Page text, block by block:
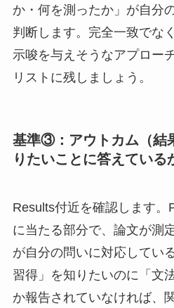
か・何を測ったか」が自分
判断します。完全一致でな
示唆を与えそうなアプロー
リストに残しましょう。
基準③：アウトカム（結
りたいことに答えている
Results付近を確認します。
に当たる部分で、論文が測
が自分の問いに対応してい
習得」を知りたいのに「文
か報告されていなければ、